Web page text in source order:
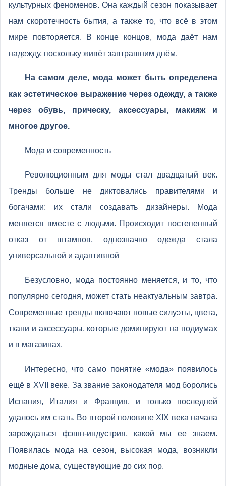
культурных феноменов. Она каждый сезон показывает
нам скоротечность бытия, а также то, что всё в этом
мире повторяется. В конце концов, мода даёт нам
надежду, поскольку живёт завтрашним днём.
На самом деле, мода может быть определена
как эстетическое выражение через одежду, а также
через обувь, прическу, аксессуары, макияж и
многое другое.
Мода и современность
Революционным для моды стал двадцатый век.
Тренды больше не диктовались правителями и
богачами: их стали создавать дизайнеры. Мода
меняется вместе с людьми. Происходит постепенный
отказ от штампов, однозначно одежда стала
универсальной и адаптивной
Безусловно, мода постоянно меняется, и то, что
популярно сегодня, может стать неактуальным завтра.
Современные тренды включают новые силуэты, цвета,
ткани и аксессуары, которые доминируют на подиумах
и в магазинах.
Интересно, что само понятие «мода» появилось
ещё в XVII веке. За звание законодателя мод боролись
Испания, Италия и Франция, и только последней
удалось им стать. Во второй половине ХIX века начала
зарождаться фэшн-индустрия, какой мы ее знаем.
Появилась мода на сезон, высокая мода, возникли
модные дома, существующие до сих пор.